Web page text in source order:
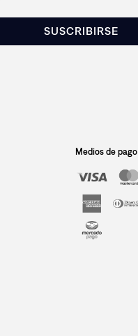
SUSCRIBIRSE
Medios de pago